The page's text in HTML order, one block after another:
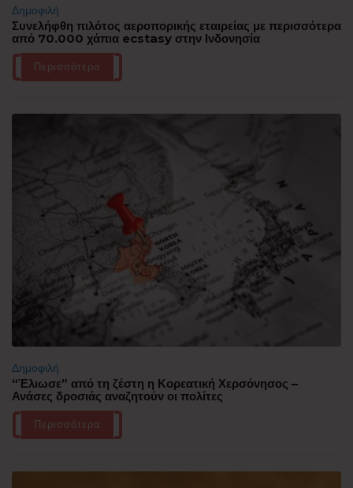
Δημοφιλή
Συνελήφθη πιλότος αεροπορικής εταιρείας με περισσότερα
από 70.000 χάπια ecstasy στην Ινδονησία
Περισσότερα
Δημοφιλή
“Έλιωσε” από τη ζέστη η Κορεατική Χερσόνησος –
Ανάσες δροσιάς αναζητούν οι πολίτες
Περισσότερα